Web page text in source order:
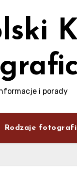
i porady
Rodzaje